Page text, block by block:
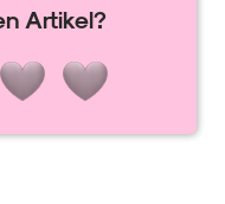
Artikel?